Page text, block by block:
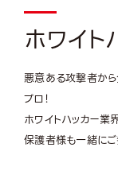
ホワイ
悪意ある攻撃者か
プロ！
ホワイトハッカー業
保護者様も一緒にご